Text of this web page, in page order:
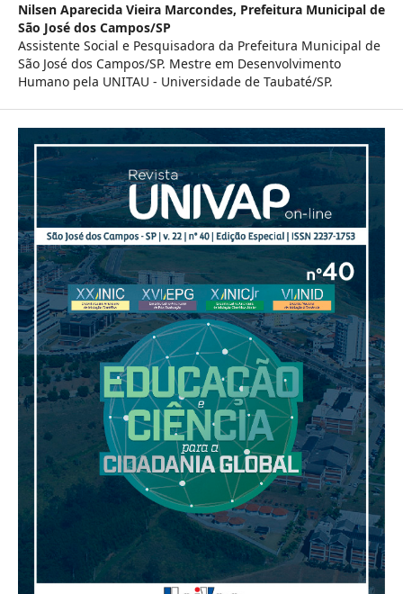
Nilsen Aparecida Vieira Marcondes, Prefeitura Municipal de
São José dos Campos/SP
Assistente Social e Pesquisadora da Prefeitura Municipal de
São José dos Campos/SP. Mestre em Desenvolvimento
Humano pela UNITAU - Universidade de Taubaté/SP.